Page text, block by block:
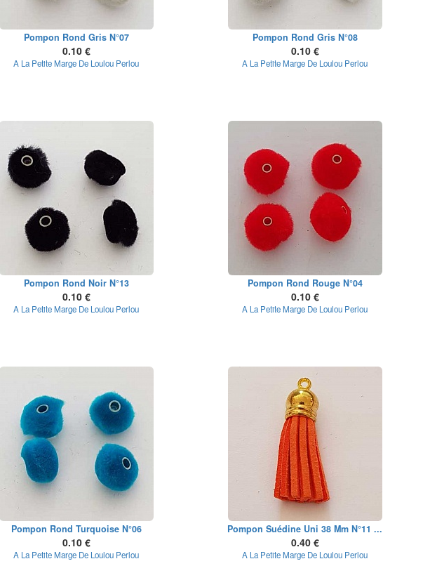
Pompon Rond Gris N°07
0.10 €
A La Petite Marge De Loulou Perlou
Pompon Rond Gris N°08
0.10 €
A La Petite Marge De Loulou Perlou
Pompon Rond Noir N°13
0.10 €
A La Petite Marge De Loulou Perlou
Pompon Rond Rouge N°04
0.10 €
A La Petite Marge De Loulou Perlou
Pompon Rond Turquoise N°06
0.10 €
A La Petite Marge De Loulou Perlou
Pompon Suédine Uni 38 Mm N°11 ...
0.40 €
A La Petite Marge De Loulou Perlou